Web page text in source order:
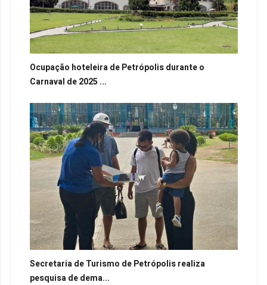
Ocupação hoteleira de Petrópolis durante o
Carnaval de 2025 ...
Secretaria de Turismo de Petrópolis realiza
pesquisa de dema...